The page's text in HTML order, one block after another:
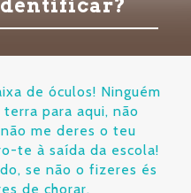
de óculos! Ninguém
para aqui, não
me deres o teu
te à saída da escola!
se não o fizeres és
de chorar,